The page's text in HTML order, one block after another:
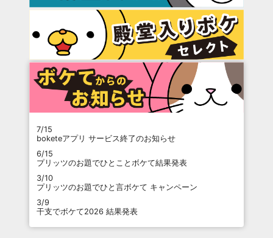
7/15
boketeアプリ サービス終了のお知らせ
6/15
プリッツのお題でひとことボケて結果発表
3/10
プリッツのお題でひと言ボケて キャンペーン
3/9
干支でボケて2026 結果発表